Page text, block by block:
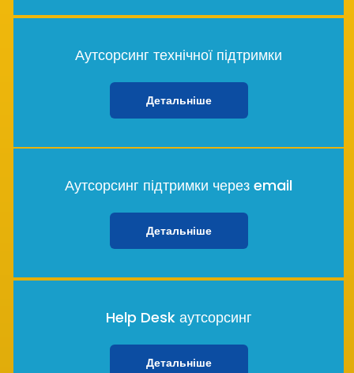
Аутсорсинг технічної підтримки
Детальніше
Аутсорсинг підтримки через email
Детальніше
Help Desk аутсорсинг
Детальніше